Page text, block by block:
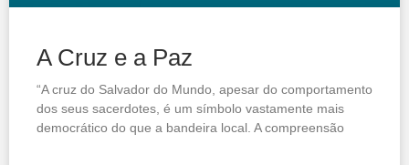
A Cruz e a Paz
“A cruz do Salvador do Mundo, apesar do comportamento
dos seus sacerdotes, é um símbolo vastamente mais
democrático do que a bandeira local. A compreensão